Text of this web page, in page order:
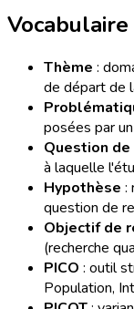
Thème :
de départ de
posées par
Question de
à laquelle
Hypothèse :
question de
Objectif de
(recherche
PICO : outil
Population,